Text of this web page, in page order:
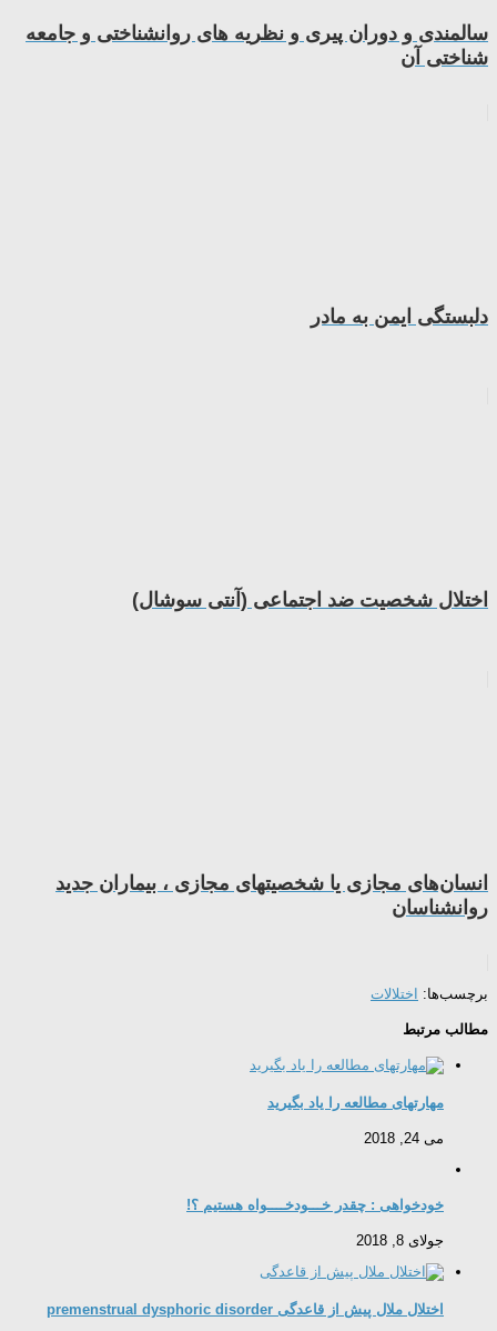
سالمندی و دوران پیری و نظریه های روانشناختی و جامعه
شناختی آن
دلبستگی ایمن به مادر
اختلال شخصیت ضد اجتماعی (آنتی سوشال)
انسان‌های مجازی یا شخصیتهای مجازی ، بیماران جدید
روانشناسان
برچسب‌ها: اختلالات
مطالب مرتبط
مهارتهای مطالعه را یاد بگیرید
می 24, 2018
خودخواهی : ﭼﻘﺪر ﺧـــﻮدﺧــــﻮاه ﻫﺴﺘﯿﻢ ؟!
جولای 8, 2018
اختلال ملال پیش از قاعدگی premenstrual dysphoric disorder